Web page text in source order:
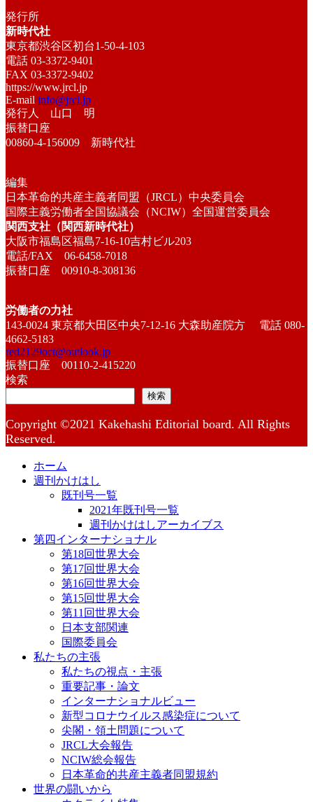
発行所
新時代社
東京都渋谷区初台1-50-4-103
電話 03-3372-9401
FAX 03-3372-9402
https://www.jrcl.jp
E-mail info@jrcl.jp
発行人 山口 明
振替口座
00860-4-156009 新時代社
編集
日本革命的共産主義者同盟（JRCL）中央委員会
国際主義労働者全国協議会（NCIW）全国運営委員会
関西支社（関西新時代社）
大阪市福島区福島7-16-10吉村ビル203
電話/FAX 06-6458-7018
振替口座 00910-8-308136
労働者の力社
143-0024 東京都大田区中央7-12-16 大森助産院方 電話 080-
4662-5183
red2129oct@outlook.jp
振替口座 00110-2-415220
検索
検索
Copyright ©2021 Kakehashi Editorial board. All Rights
Reserved.
ホーム
週刊かけはし
既刊号一覧
2021年既刊号一覧
週刊かけはしアーカイブス
第四インターナショナル
第18回世界大会
第17回世界大会
第16回世界大会
第15回世界大会
第11回世界大会
日本支部関連
国際委員会
私たちの主張
私たちの視点・主張
重要記事・論文
インターナショナルビュー
新型コロナウイルス感染症について
尖閣・領土問題について
JRCL大会報告
NCIW総会報告
日本革命的共産主義者同盟規約
世界の闘いから